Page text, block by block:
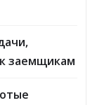
заемщикам